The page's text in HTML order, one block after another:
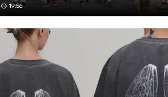
19:56